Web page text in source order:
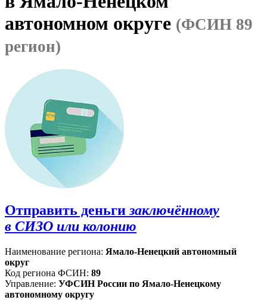
автономном округе (ФСИН 89
регион)
Отправить деньги заключённому
в СИЗО или колонию
Наименование региона: Ямало-Ненецкий автономный
округ
Код региона ФСИН: 89
Управление: УФСИН России по Ямало-Ненецкому
автономному округу